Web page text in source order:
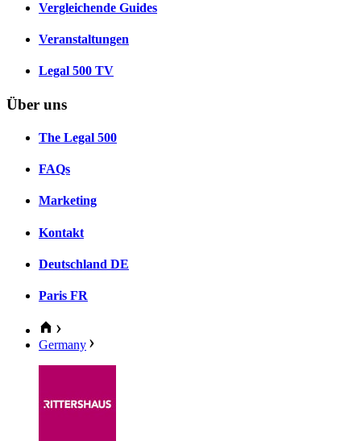
Vergleichende Guides
Veranstaltungen
Legal 500 TV
Über uns
The Legal 500
FAQs
Marketing
Kontakt
Deutschland DE
Paris FR
Germany